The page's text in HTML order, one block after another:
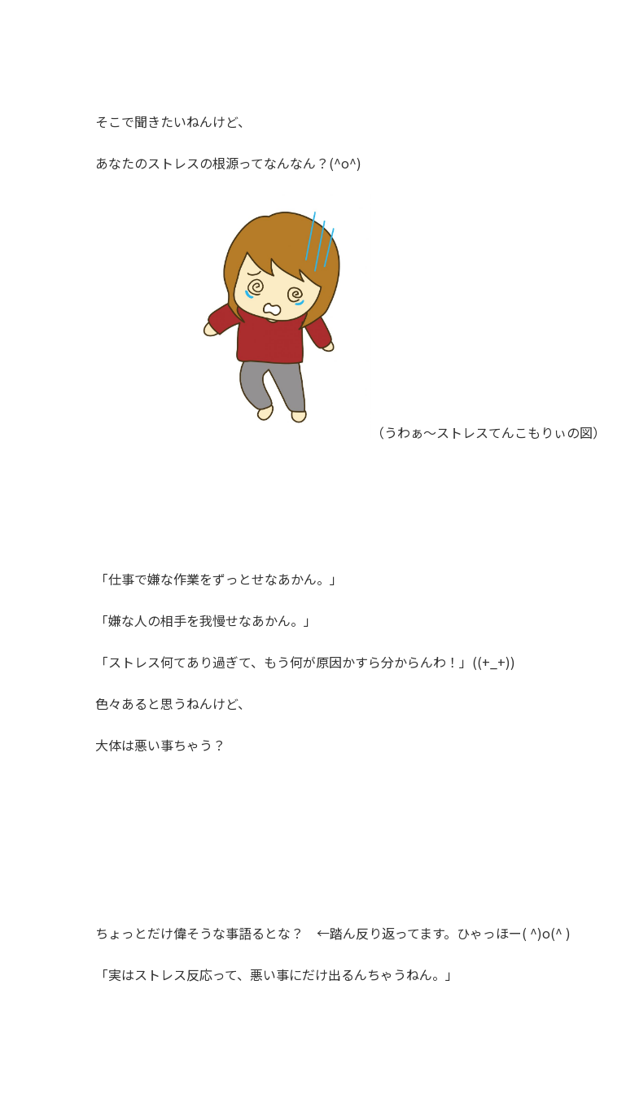
そこで聞きたいねんけど、
あなたのストレスの根源ってなんなん？(^o^)
（うわぁ～ストレスてんこもりぃの図）
「仕事で嫌な作業をずっとせなあかん。」
「嫌な人の相手を我慢せなあかん。」
「ストレス何てあり過ぎて、もう何が原因かすら分からんわ！」((+_+))
色々あると思うねんけど、
大体は悪い事ちゃう？
ちょっとだけ偉そうな事語るとな？ ←踏ん反り返ってます。ひゃっほー( ^)o(^ )
「実はストレス反応って、悪い事にだけ出るんちゃうねん。」